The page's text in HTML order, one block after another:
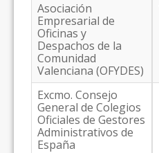
Asociación
Empresarial de
Oficinas y
Despachos de la
Comunidad
Valenciana (OFYDES)
Excmo. Consejo
General de Colegios
Oficiales de Gestores
Administrativos de
España